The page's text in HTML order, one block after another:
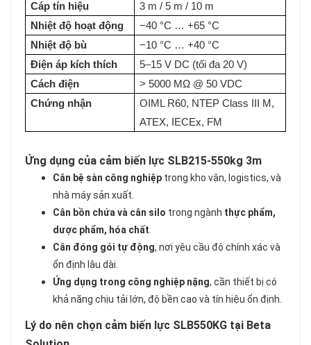
Cáp tín hiệu
3 m / 5 m / 10 m
Nhiệt độ hoạt động
−40 °C … +65 °C
Nhiệt độ bù
−10 °C … +40 °C
Điện áp kích thích
5–15 V DC (tối đa 20 V)
Cách điện
> 5000 MΩ @ 50 VDC
Chứng nhận
OIML R60, NTEP Class III M,
ATEX, IECEx, FM
Ứng dụng của cảm biến lực SLB215-550kg 3m
Cân bệ sàn công nghiệp trong kho vận, logistics, và
nhà máy sản xuất.
Cân bồn chứa và cân silo trong ngành thực phẩm,
dược phẩm, hóa chất
Cân đóng gói tự động, nơi yêu cầu độ chính xác và
ổn định lâu dài.
Ứng dụng trong công nghiệp nặng, cần thiết bị có
khả năng chịu tải lớn, độ bền cao và tín hiệu ổn định.
Lý do nên chọn cảm biến lực SLB550KG tại Beta